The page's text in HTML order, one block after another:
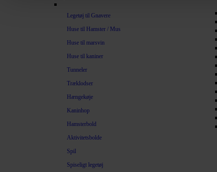
Legetøj til Gnavere
Huse til Hamster / Mus
Huse til marsvin
Huse til kaniner
Tunneler
Træklodser
Hængekøje
Kaninhop
Hamsterbold
Aktivitetsbolde
Spil
Spiseligt legetøj